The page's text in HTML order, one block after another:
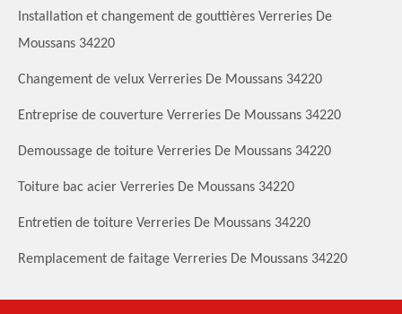
Installation et changement de gouttières Verreries De
Moussans 34220
Changement de velux Verreries De Moussans 34220
Entreprise de couverture Verreries De Moussans 34220
Demoussage de toiture Verreries De Moussans 34220
Toiture bac acier Verreries De Moussans 34220
Entretien de toiture Verreries De Moussans 34220
Remplacement de faitage Verreries De Moussans 34220